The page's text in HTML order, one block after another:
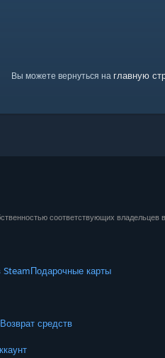
Вы можете вернуться на главную
соответствующих владельцев
SteamПодарочные карты
Возврат средств